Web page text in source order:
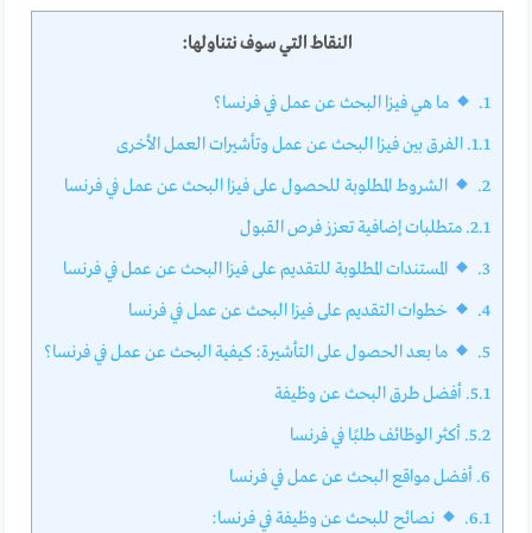
النقاط التي سوف نتناولها:
1.
ما هي فيزا البحث عن عمل في فرنسا؟
1.1. الفرق بين فيزا البحث عن عمل وتأشيرات العمل الأخرى
2.
الشروط المطلوبة للحصول على فيزا البحث عن عمل في فرنسا
2.1. متطلبات إضافية تعزز فرص القبول
3.
المستندات المطلوبة للتقديم على فيزا البحث عن عمل في فرنسا
4.
خطوات التقديم على فيزا البحث عن عمل في فرنسا
5.
ما بعد الحصول على التأشيرة: كيفية البحث عن عمل في فرنسا؟
5.1. أفضل طرق البحث عن وظيفة
5.2. أكثر الوظائف طلبًا في فرنسا
6. أفضل مواقع البحث عن عمل في فرنسا
6.1.
نصائح للبحث عن وظيفة في فرنسا: